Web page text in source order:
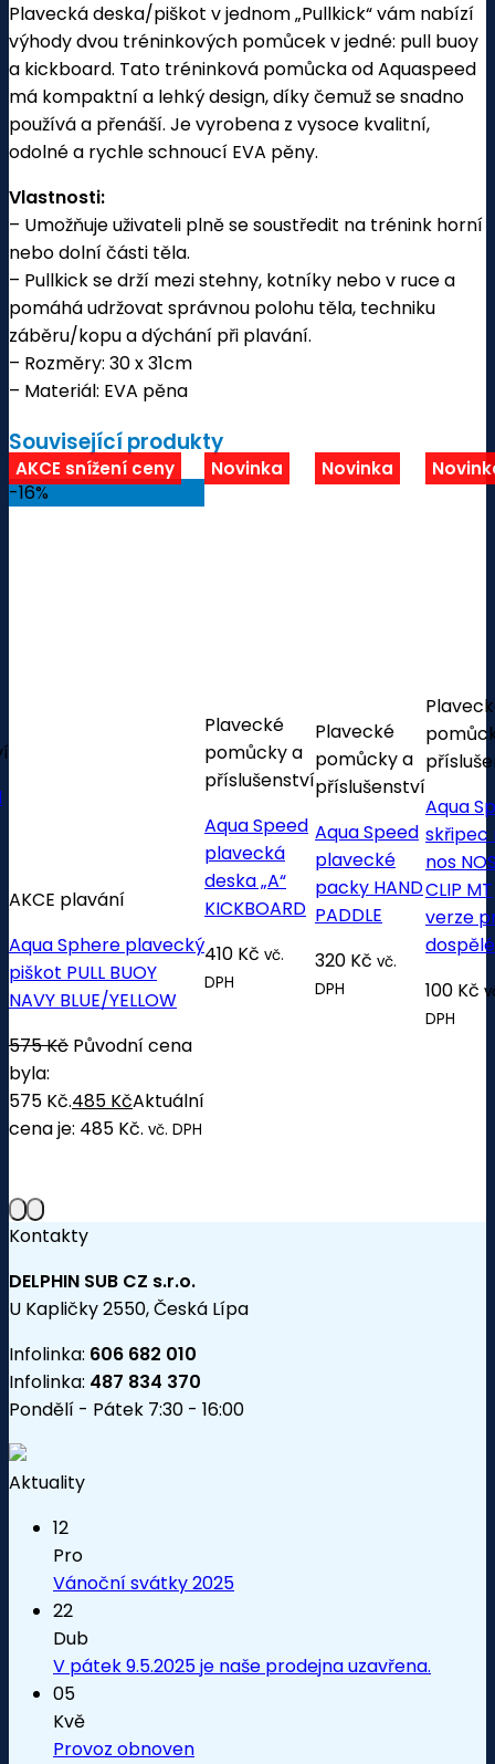
Plavecká deska/piškot v jednom „Pullkick“ vám nabízí
výhody dvou tréninkových pomůcek v jedné: pull buoy
a kickboard. Tato tréninková pomůcka od Aquaspeed
má kompaktní a lehký design, díky čemuž se snadno
používá a přenáší. Je vyrobena z vysoce kvalitní,
odolné a rychle schnoucí EVA pěny.
Vlastnosti:
– Umožňuje uživateli plně se soustředit na trénink horní
nebo dolní části těla.
– Pullkick se drží mezi stehny, kotníky nebo v ruce a
pomáhá udržovat správnou polohu těla, techniku
záběru/kopu a dýchání při plavání.
– Rozměry: 30 x 31cm
– Materiál: EVA pěna
Související produkty
-16%
AKCE snížení ceny
AKCE plavání
Aqua Sphere plavecký
piškot PULL BUOY
NAVY BLUE/YELLOW
575Kč Původní cena
byla:
575 Kč.485 KčAktuální
cena je: 485 Kč. vč. DPH
Novinka
Plavecké
pomůcky a
příslušenství
Aqua Speed
plavecká
deska „A“
KICKBOARD
410 Kč vč.
DPH
Novinka
Plavecké
pomůcky a
příslušenství
Aqua Speed
plavecké
packy HAND
PADDLE
320 Kč vč.
DPH
Aqua
skřipec
nos
CLIP MT
verze
dospělé
100 Kč
DPH
Kontakty
DELPHIN SUB CZ s.r.o.
U Kapličky 2550, Česká Lípa
Infolinka: 606 682 010
Infolinka: 487 834 370
Pondělí - Pátek 7:30 - 16:00
Aktuality
12
Pro
Vánoční svátky 2025
22
Dub
V pátek 9.5.2025 je naše prodejna uzavřena.
05
Kvě
Provoz obnoven